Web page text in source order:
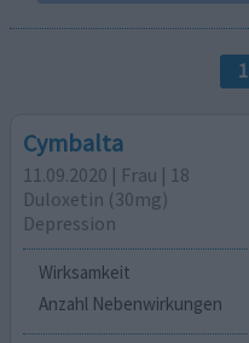
1
Cymbalta
11.09.2020 | Frau | 18
Duloxetin (30mg)
Depression
Wirksamkeit
Anzahl Nebenwirkungen